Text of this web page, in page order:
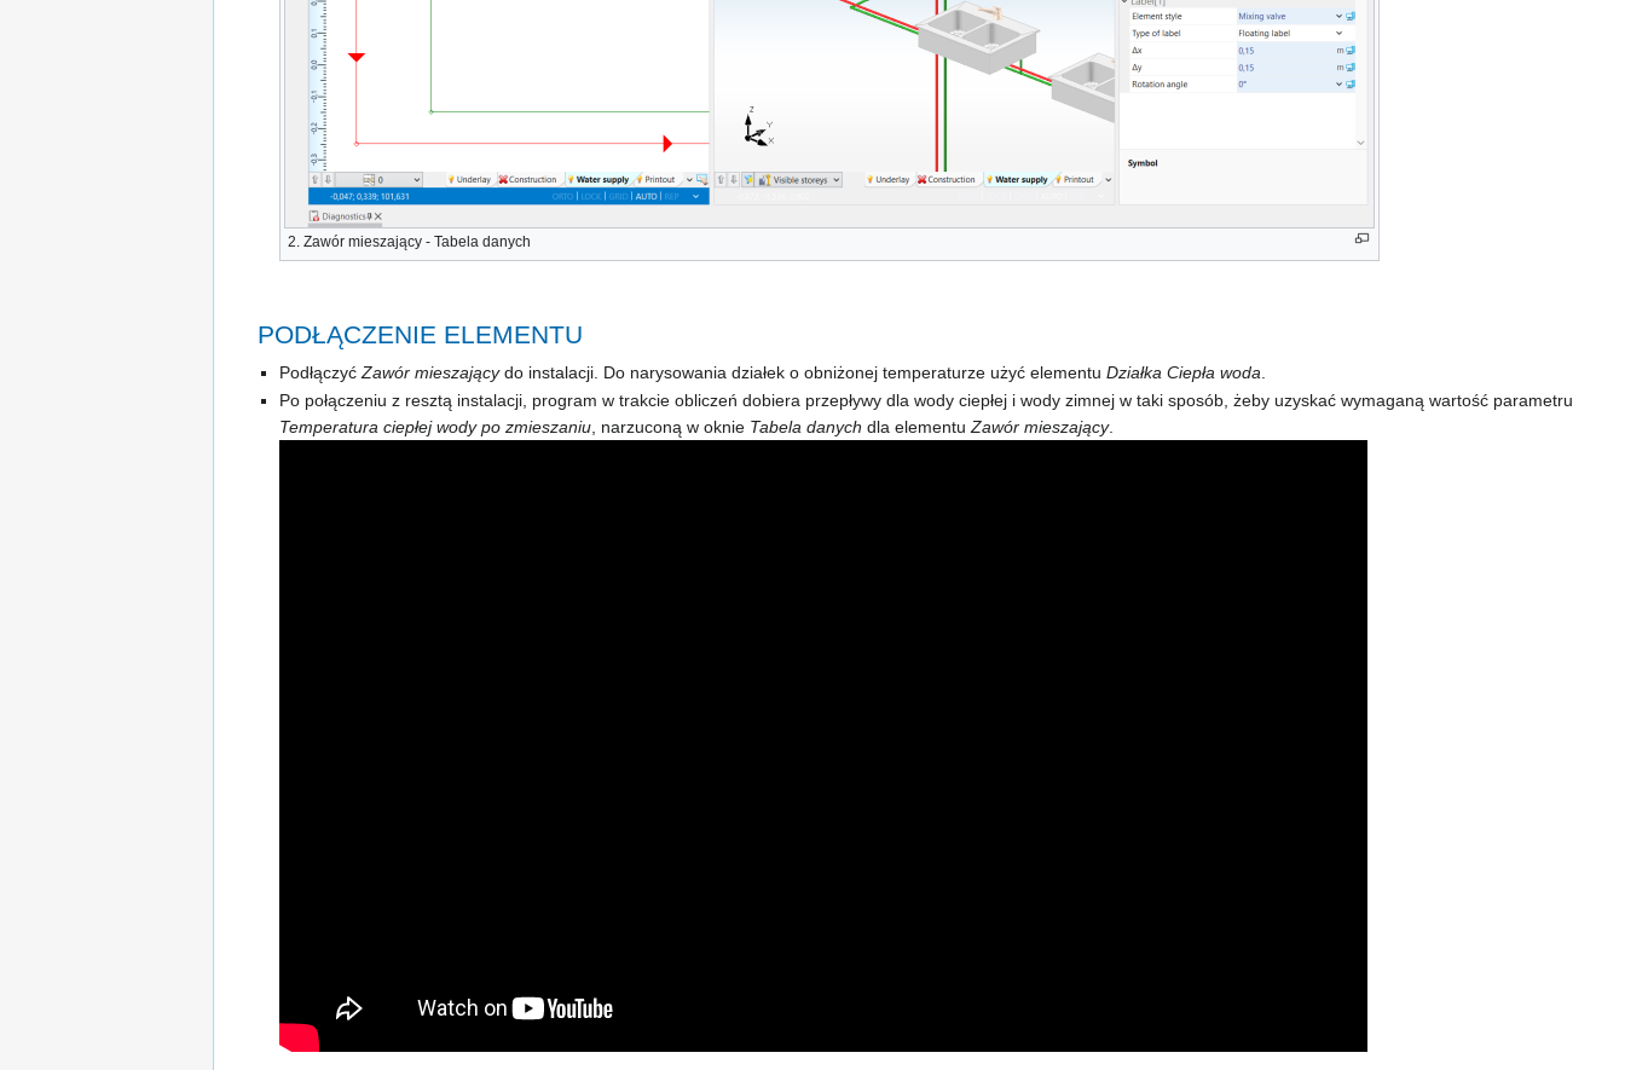
2.Zawór mieszający -Tabela danych
PODŁĄCZENIE ELEMENTU
PodłączyćZawór mieszającydo instalacji. Do narysowania działek o obniżonej temperaturze użyć elementuDziałka Ciepła woda
Po połączeniu z resztą instalacji, program w trakcie obliczeń dobiera przepływy dla wody ciepłej i wody zimnej w taki sposób, żeby uzyskać wymaganą wartość parametru
Temperatura ciepłej wody po zmieszaniu, narzuconą w oknie Tabela danych dla elementuZawór mieszający.